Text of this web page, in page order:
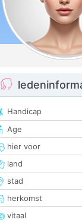
Handicap
Age
hier voor
land
stad
herkomst
vitaal